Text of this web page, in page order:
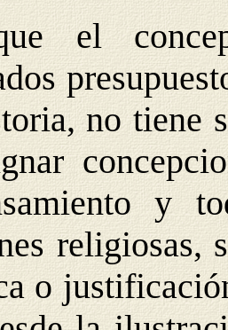
el
no tiene
y
religiosas,
o